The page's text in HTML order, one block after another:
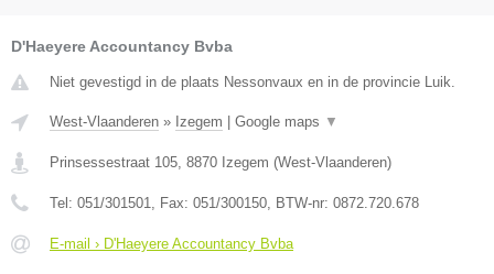
D'Haeyere Accountancy Bvba
Niet gevestigd in de plaats Nessonvaux en in de provincie Luik.
West-Vlaanderen » Izegem | Google maps ▼
Prinsessestraat 105 8870 Izegem (West-Vlaanderen)
Tel: 051/301501 , Fax: 051/300150 , BTW-nr: 0872.720.678
E-mail › D'Haeyere Accountancy Bvba